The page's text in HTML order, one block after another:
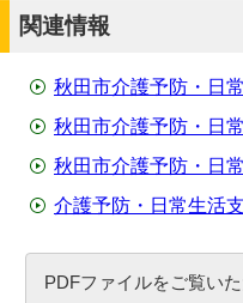
関連情報
秋田市介護予防・日
秋田市介護予防・日
秋田市介護予防・日
介護予防・日常生活
PDFファイルをご覧い